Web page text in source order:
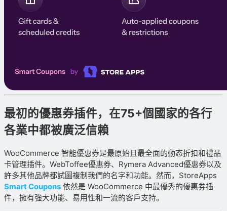
最初的優惠券插件，在75+個國家的各行
各業中都被廣泛信賴
WooCommerce 智能優惠券是最原始且最全面的動态折扣和禮品
卡管理插件。WebToffee優惠券、Rymera Advanced優惠券以及
許多其他品牌都試圖複制我們的名字和功能。然而，StoreApps
Smart Coupons 依然是 WooCommerce 中最優秀的優惠券插
件，擁有強大功能、易用性和一流的客戶支持。